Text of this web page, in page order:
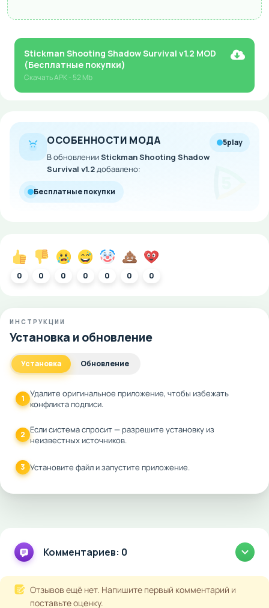
Stickman Shooting Shadow Survival v1.2 MOD
(Бесплатные покупки)
СкачатьAPK- 52 Mb
ОСОБЕННОСТИ МОДА
В обновленииStickman Shooting Shadow
Survival v1.2добавлено:
5play
Бесплатные покупки
0 0 0 0 0 0 0
ИНСТРУКЦИИ
Установка и обновление
Установка Обновление
1 Удалите оригинальное приложение, чтобы избежать
конфликта подписи.
2 Если система спросит — разрешите установку из
неизвестных источников.
3 Установите файл и запустите приложение.
Комментариев: 0
Отзывов ещё нет. Напишите первый комментарий и
поставьте оценку.